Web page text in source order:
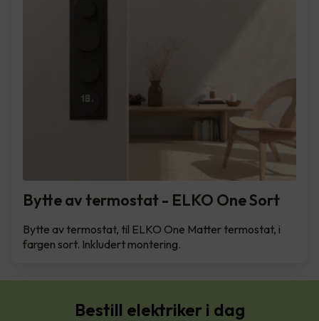
Bytte av termostat - ELKO One Sort
Bytte av termostat, til ELKO One Matter termostat, i
fargen sort. Inkludert montering.
Bestill elektriker i dag